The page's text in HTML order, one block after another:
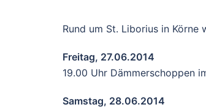
Rund um St. Liborius in
Freitag, 27.06.2014
19.00 Uhr Dämmerschoppen
Samstag, 28.06.2014